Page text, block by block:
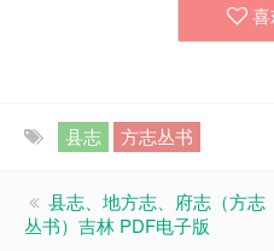
县志 方志丛书
县志、地方志、府志（方志
丛书）吉林 PDF电子版